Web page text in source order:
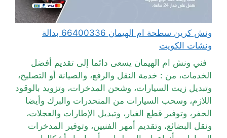
ونش كرين سطحة ام الهيمان 66400336 بدالة
ونشات الكويت
فني ونش ام الهيمان يسعى دائما إلى تقديم أفضل
الخدمات، من : خدمة النقل والرفع، والصيانة أو التصليح،
وتبديل زيت السيارات، وشحن المدخرات، وتزويد بالوقود
اللازم، وسحب السيارات من المنحدرات والبرك وأيضا
الحفر، وتوفير قطع الغيار، وتبديل الإطارات والعجلات،
ونقل البضائع، وتقديم أمهر الفنيين، وتوفير المدخرات